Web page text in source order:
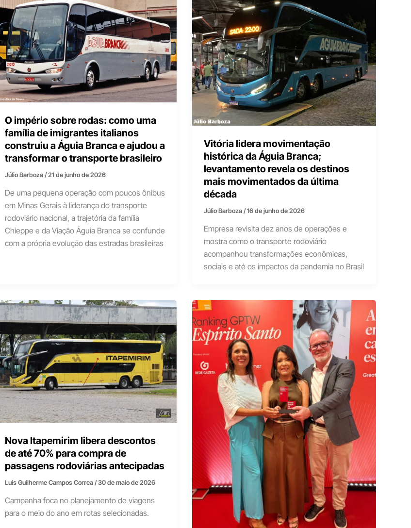
O império sobre rodas: como uma
família de imigrantes italianos
construiu a Águia Branca e ajudou a
transformar o transporte brasileiro
Júlio Barboza/21 de junho de 2026
De uma pequena operação com poucos ônibus
em Minas Gerais à liderança do transporte
rodoviário nacional, a trajetória da família
Chieppe e da Viação Águia Branca se confunde
com a própria evolução das estradas brasileiras
Vitória lidera movimentação
histórica da Águia Branca;
levantamento revela os destinos
mais movimentados da última
década
Júlio Barboza/16 de junho de 2026
Empresa revisita dez anos de operações e
mostra como o transporte rodoviário
acompanhou transformações econômicas,
sociais e até os impactos da pandemia no Brasil
Nova Itapemirim libera descontos
de até 70% para compra de
passagens rodoviárias antecipadas
Luís Guilherme Campos Correa/30 de maio de 2026
Campanha foca no planejamento de viagens
para o meio do ano em rotas selecionadas.